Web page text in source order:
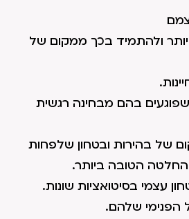
ולהתמיד בכך ממקום של
בהם מבחינה רגשית
של בהירות ובטחון שלפחות
הטובה ביותר.
עצמי בסיטואציות שונות.
הפנימי שלהם.